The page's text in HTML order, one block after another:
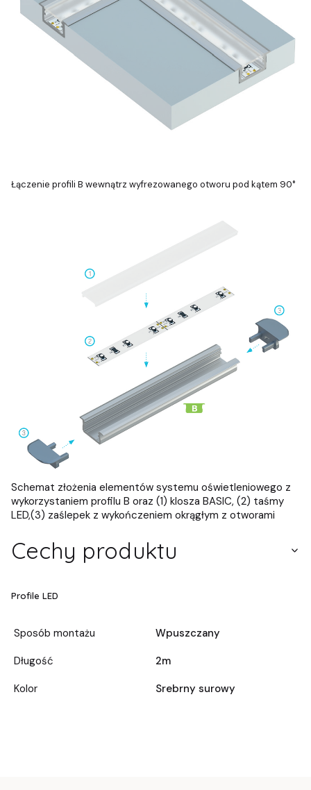
Łączenie profili B wewnątrz wyfrezowanego otworu pod kątem 90°
Schemat złożenia elementów systemu oświetleniowego z
wykorzystaniem profilu B oraz (1) klosza BASIC, (2) taśmy
LED,(3) zaślepek z wykończeniem okrągłym z otworami
Cechy produktu
Profile LED
Sposób montażu
Wpuszczany
Długość
2m
Kolor
Srebrny surowy